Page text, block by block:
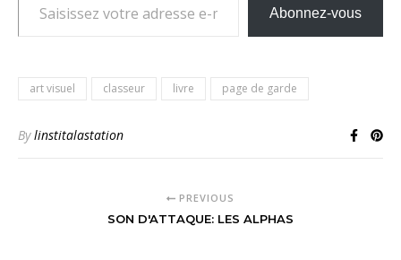
Abonnez-vous
art visuel classeur livre page de garde
Bylinstitalastation
PREVIOUS
SON D'ATTAQUE: LES ALPHAS